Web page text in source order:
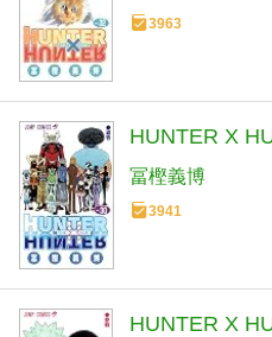
3963
HUNTER X
冨樫義博
3941
HUNTER X